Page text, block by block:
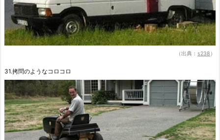
（出典： s238 ）
31.拷問のようなコロコロ